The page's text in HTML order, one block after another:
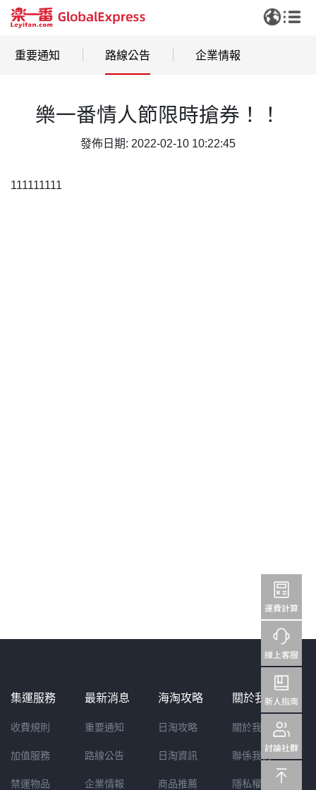
重要通知 路線公告 企業情報
樂一番情人節限時搶券！！
發佈日期: 2022-02-10 10:22:45
111111111
集運服務
收費規則
加值服務
禁運物品
最新消息
重要通知
路線公告
企業情報
海淘攻略
日淘攻略
日淘資訊
商品推薦
關於我們
關於我們
聯係我們
隱私權聲明